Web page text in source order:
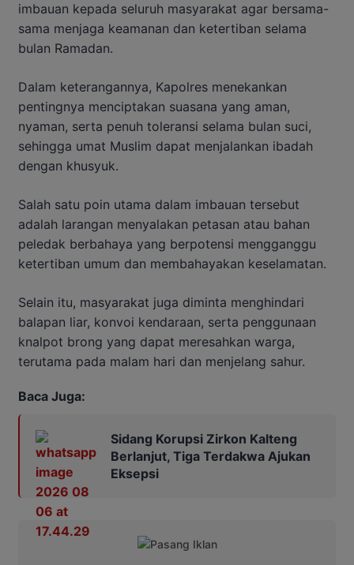
imbauan kepada seluruh masyarakat agar bersama-
sama menjaga keamanan dan ketertiban selama
bulan Ramadan.
Dalam keterangannya, Kapolres menekankan
pentingnya menciptakan suasana yang aman,
nyaman, serta penuh toleransi selama bulan suci,
sehingga umat Muslim dapat menjalankan ibadah
dengan khusyuk.
Salah satu poin utama dalam imbauan tersebut
adalah larangan menyalakan petasan atau bahan
peledak berbahaya yang berpotensi mengganggu
ketertiban umum dan membahayakan keselamatan.
Selain itu, masyarakat juga diminta menghindari
balapan liar, konvoi kendaraan, serta penggunaan
knalpot brong yang dapat meresahkan warga,
terutama pada malam hari dan menjelang sahur.
Baca Juga:
Sidang Korupsi Zirkon Kalteng
Berlanjut, Tiga Terdakwa Ajukan
Eksepsi